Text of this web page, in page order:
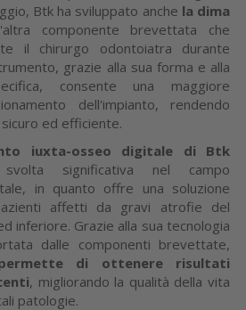
Btk ha sviluppato anche la dima
componente brevettata che
il chirurgo odontoiatra durante
grazie alla sua forma e alla
consente una maggiore
dell'impianto, rendendo
ed efficiente.
iuxta-osseo digitale di Btk
significativa nel campo
in quanto offre una soluzione
affetti da gravi atrofie del
inferiore. Grazie alla sua tecnologia
dalle componenti brevettate,
di ottenere risultati
, migliorando la qualità della vita
patologie.